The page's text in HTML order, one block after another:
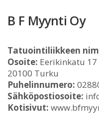
B F Myynti Oy
Tatuointiliikkeen
Osoite: Eerikinkatu 17
20100 Turku
Puhelinnumero:
Sähköpostiosoite:
Kotisivut: